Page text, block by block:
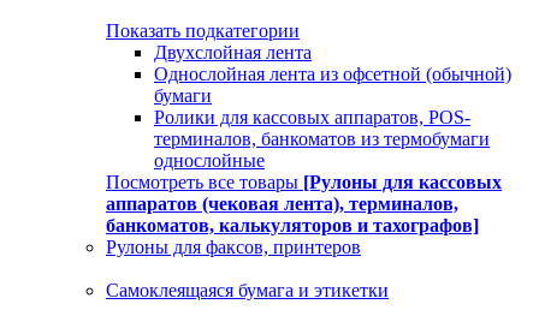
Показать подкатегории
Двухслойная лента
Однослойная лента из офсетной (обычной)
бумаги
Ролики для кассовых аппаратов, POS-
терминалов, банкоматов из термобумаги
однослойные
Посмотреть все товары [Рулоны для кассовых
аппаратов (чековая лента), терминалов,
банкоматов, калькуляторов и тахографов]
Рулоны для факсов, принтеров
Самоклеящаяся бумага и этикетки